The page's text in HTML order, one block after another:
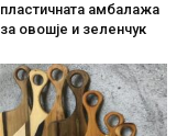
пластичната амбалажа
за овошје и зеленчук